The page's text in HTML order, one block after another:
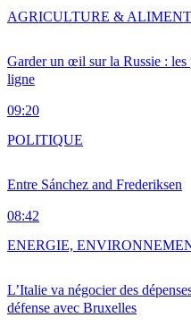
Garder un œil sur la Russie : les
ligne
09:20
AGRICULTURE &
Entre Sánchez and Frederiksen
08:42
POLITIQUE
L’Italie va négocier des
défense avec Bruxelles
ENERGIE,